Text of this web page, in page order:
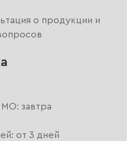
о продукции и
завтра
от 3 дней